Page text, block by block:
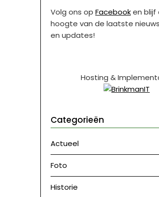
Volg ons op Facebooken blijf
hoogte van de laatste
en updates!
Hosting &
Categorieën
Actueel
Foto
Historie